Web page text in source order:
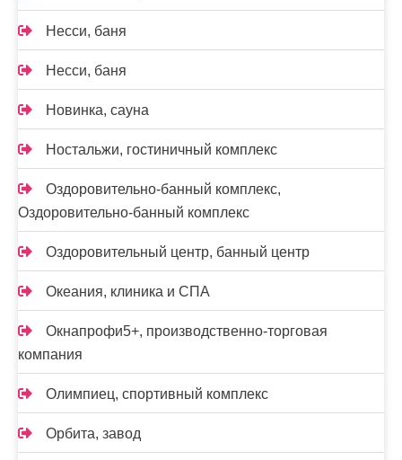
Несси, баня
Несси, баня
Новинка, сауна
Ностальжи, гостиничный комплекс
Оздоровительно-банный комплекс,
Оздоровительно-банный комплекс
Оздоровительный центр, банный центр
Океания, клиника и СПА
Окнапрофи5+, производственно-торговая
компания
Олимпиец, спортивный комплекс
Орбита, завод